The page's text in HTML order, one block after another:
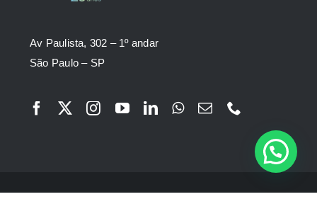
Av Paulista, 302 – 1º andar
São Paulo – SP